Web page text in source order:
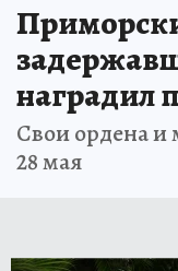
наградил
Свои ордена и
28 мая